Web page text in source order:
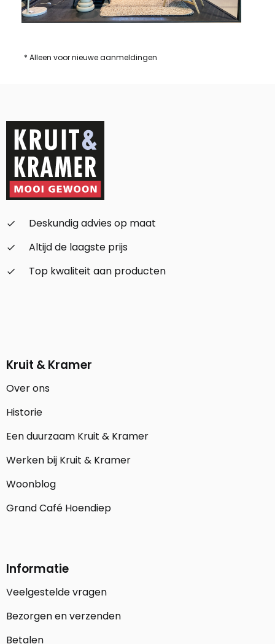
* Alleen voor nieuwe aanmeldingen
check_small
Deskundig advies op maat
check_small
Altijd de laagste prijs
check_small
Top kwaliteit aan producten
Kruit & Kramer
Over ons
Historie
Een duurzaam Kruit & Kramer
Werken bij Kruit & Kramer
Woonblog
Grand Café Hoendiep
Informatie
Veelgestelde vragen
Bezorgen en verzenden
Betalen